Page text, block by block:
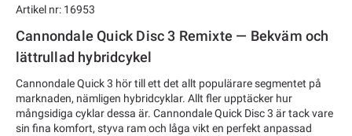
Artikel nr: 16953
Cannondale Quick Disc 3 Remixte — Bekväm och
lättrullad hybridcykel
Cannondale Quick 3 hör till ett det allt populärare segmentet på
marknaden, nämligen hybridcyklar. Allt fler upptäcker hur
mångsidiga cyklar dessa är. Cannondale Quick Disc 3 är tack vare
sin fina komfort, styva ram och låga vikt en perfekt anpassad